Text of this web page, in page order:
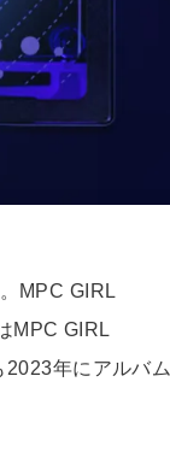
MPC GIRL
MPC GIRL
年にアルバム